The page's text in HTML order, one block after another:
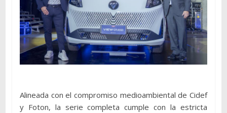
Alineada con el compromiso medioambiental de Cidef
y Foton, la serie completa cumple con la estricta